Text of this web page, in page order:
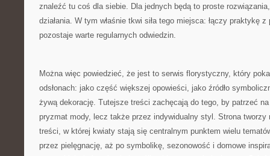
znaleźć tu coś dla siebie. Dla jednych będą to proste
działania. W tym właśnie tkwi siła tego miejsca: łączy praktykę
pozostaje warte regularnych odwiedzin.
Można więc powiedzieć, że jest to serwis florystyczny, który
odsłonach: jako część większej opowieści, jako źródło
żywą dekorację. Tutejsze treści zachęcają do tego, by patrzeć
pryzmat mody, lecz także przez indywidualny styl. Strona tworzy
treści, w której kwiaty stają się centralnym punktem wielu
przez pielęgnację, aż po symbolikę, sezonowość i domowe